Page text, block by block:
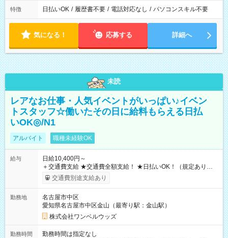
特徴 日払いOK / 履歴書不要 / 電話対応なし / パソコンスキル不要
気になる！ 応募する 詳細へ
未読
レアなお仕事・人気イベントがいっぱい♪イベン
トスタッフ☆働いたその日に給料もらえる日払
いOK◎/N1
アルバイト 職種未経験OK
給与
日給10,400円～
＋交通費支給 ★交通費全額支給！ ★日払いOK！（規定あり） ┗
働いたその日に現金GET♪ お仕事後はコンビニATMから 日払
交通費別途支給あり
勤務地
名古屋市中区
愛知県名古屋市中区金山（最寄り駅：金山駅）
株式会社ワンベルウッズ
勤務時間
勤務時間は指定なし